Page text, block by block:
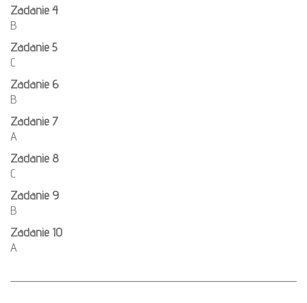
Zadanie 4
B
Zadanie 5
C
Zadanie 6
B
Zadanie 7
A
Zadanie 8
C
Zadanie 9
B
Zadanie 10
A